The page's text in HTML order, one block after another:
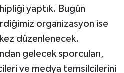
yaptık. Bugün
organizasyon ise
düzenlenecek.
gelecek sporcuları,
ve medya temsilcilerini